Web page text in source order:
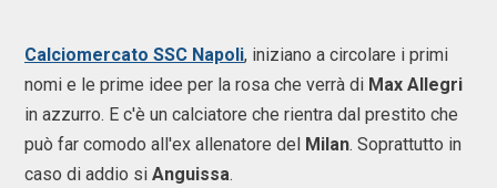
Calciomercato SSC Napoli, iniziano a circolare i primi
nomi e le prime idee per la rosa che verrà di Max Allegri
in azzurro. E c'è un calciatore che rientra dal prestito che
può far comodo all'ex allenatore del Milan. Soprattutto in
caso di addio si Anguissa.